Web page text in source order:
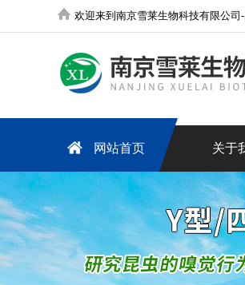
欢迎来到南京雪莱生物科技有限公司-昆虫嗅觉仪厂家-昆虫风洞
网站首页 关于